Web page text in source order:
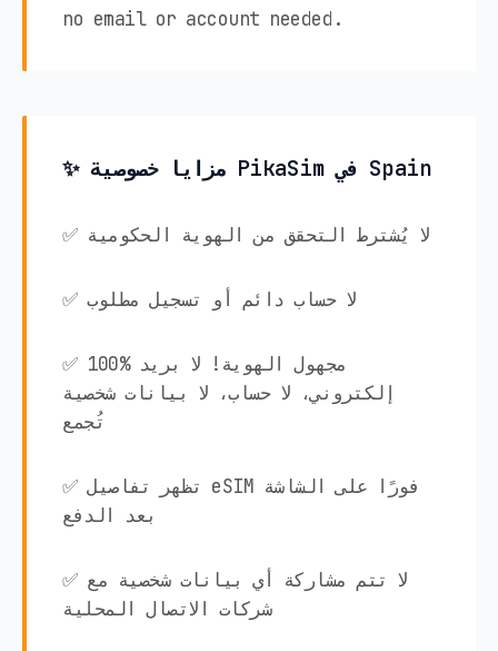
no email or account needed.
✨ مزايا خصوصية PikaSim في Spain
✅ لا يُشترط التحقق من الهوية الحكومية
✅ لا حساب دائم أو تسجيل مطلوب
✅ 100% مجهول الهوية! لا بريد
إلكتروني، لا حساب، لا بيانات شخصية
تُجمع
✅ تظهر تفاصيل eSIM فورًا على الشاشة
بعد الدفع
✅ لا تتم مشاركة أي بيانات شخصية مع
شركات الاتصال المحلية